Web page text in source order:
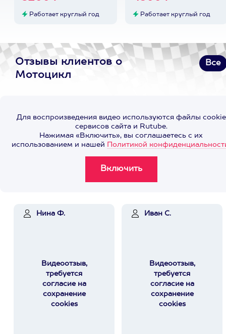
Работает круглый год Работает круглый год
Отзывы клиентов о
Мотоцикл
Все
Для воспроизведения видео используются файлы cookie
сервисов сайта и Rutube.
Нажимая «Включить», вы соглашаетесь с их
использованием и нашей Политикой
Нина Ф.
Видеоотзыв,
требуется
согласие на
сохранение
cookies
Иван С.
Видеоотзыв,
требуется
согласие на
сохранение
cookies